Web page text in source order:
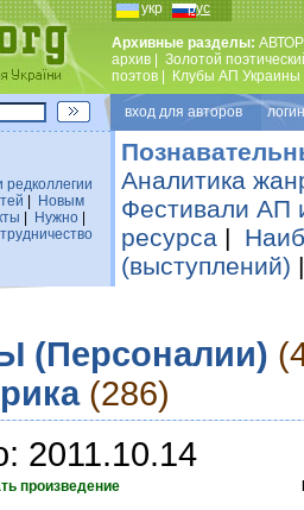
укр рус
Архивные разделы:
архив
Золотой
поэтов
Клубы АП Украины
вход для авторов
редколлегии
Новым
Нужно|
Аналитика
Фестивали АП
ресурса |
(выступлений)
(Персоналии)
(286)
2011.10.14
произведение